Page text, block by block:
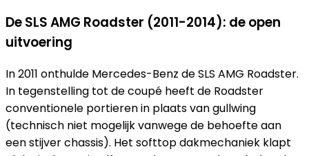
De SLS AMG Roadster (2011-2014): de open
uitvoering
In 2011 onthulde Mercedes-Benz de SLS AMG Roadster.
In tegenstelling tot de coupé heeft de Roadster
conventionele portieren in plaats van gullwing
(technisch niet mogelijk vanwege de behoefte aan
een stijver chassis). Het softtop dakmechaniek klapt